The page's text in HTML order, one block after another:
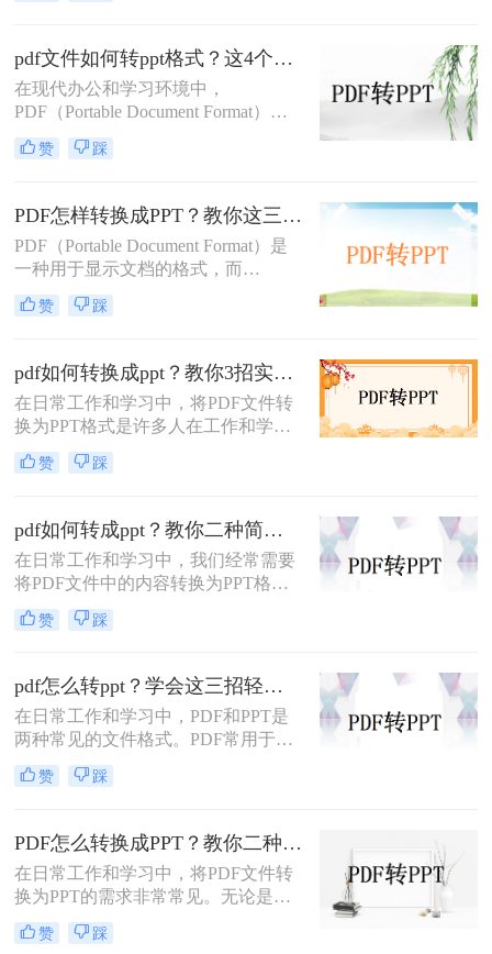
PDF到PPT的转换。
pdf文件如何转ppt格式？这4个方法请收好！方便又好用！
在现代办公和学习环境中，
PDF（Portable Document Format）因
其出色的跨平台兼容性和保持文档格
式不变的能力而广受欢迎。然而，在
件中的内容转换成PPT（PowerPoint
Presentation）格式，以便进行演示或
进一步编辑。那么pdf文件如何转ppt
格式呢？本文将详细介绍几种将PDF
文件转换为PPT格式的有效方法，帮
助您轻松应对这一需求。
赞 踩
PDF怎样转换成PPT？教你这三种转换方法！
PDF（Portable Document Format）是
一种用于显示文档的格式，而
PPT（PowerPoint）是一种用于演示的
文件格式。PDF文件常用于保存文档
文件转换为PPT格式以便于制作演示
文稿。那么PDF怎样转换成PPT呢？
在本文中，我们将介绍三种方法，以
帮助您将PDF文件转换为PPT文件。
赞 踩
pdf如何转换成ppt？教你3招实用方法轻松搞定！
在日常工作和学习中，将PDF文件转
换为PPT格式是许多人在工作和学习
中常遇到的需求，特别是当需要将
PDF中的内容进行编辑、演示或分享
文将介绍三种常用的PDF转PPT的方
法。
赞 踩
pdf如何转成ppt？教你二种简单实用的转换方法!
在日常工作和学习中，我们经常需要
将PDF文件中的内容转换为PPT格
式，以便于演示和分享。那么PDF如
何转成PPT呢？以下是两种常用的方
换。
赞 踩
pdf怎么转ppt？学会这三招轻松搞定转换！
在日常工作和学习中，PDF和PPT是
两种常见的文件格式。PDF常用于文
档的查看和分享，而PPT则更多地用
于制作演示文稿和进行演讲。有时，
式，以便进行编辑、修改或展示。那
么pdf怎么转ppt呢？本文将介绍三种
将PDF转换为PPT的方法：使用专业
的PDF转PPT软件、利用在线转换工
具，以及手动复制粘贴内容。
赞 踩
PDF怎么转换成PPT？教你二种转换方法！
在日常工作和学习中，将PDF文件转
换为PPT的需求非常常见。无论是为
了方便展示、编辑还是进一步处理，
掌握几种高效的PDF转PPT方法都是
赞 踩